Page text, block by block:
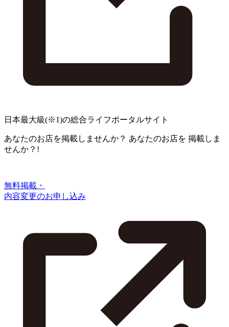
日本最大級(※1)の総合ライフポータルサイト
あなたのお店を掲載しませんか？ あなたのお店を 掲載しま
せんか？!
無料掲載・
内容変更のお申し込み